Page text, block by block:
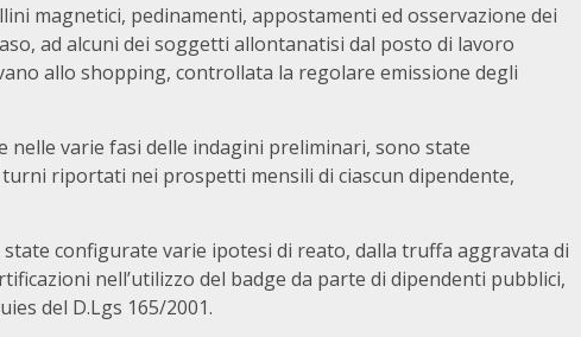
magnetici, pedinamenti, appostamenti ed osservazione dei
ad alcuni dei soggetti allontanatisi dal posto di lavoro
allo shopping, controllata la regolare emissione degli
nelle varie fasi delle indagini preliminari, sono state
riportati nei prospetti mensili di ciascun dipendente,
configurate varie ipotesi di reato, dalla truffa aggravata di
nell’utilizzo del badge da parte di dipendenti pubblici,
del D.Lgs 165/2001.